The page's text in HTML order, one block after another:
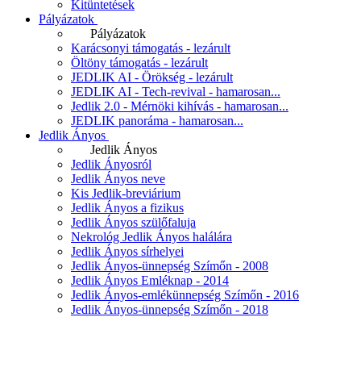
Kitüntetések
Pályázatok
Pályázatok
Karácsonyi támogatás - lezárult
Öltöny támogatás - lezárult
JEDLIK AI - Örökség - lezárult
JEDLIK AI - Tech-revival - hamarosan...
Jedlik 2.0 - Mérnöki kihívás - hamarosan...
JEDLIK panoráma - hamarosan...
Jedlik Ányos
Jedlik Ányos
Jedlik Ányosról
Jedlik Ányos neve
Kis Jedlik-breviárium
Jedlik Ányos a fizikus
Jedlik Ányos szülőfaluja
Nekrológ Jedlik Ányos halálára
Jedlik Ányos sírhelyei
Jedlik Ányos-ünnepség Szímőn - 2008
Jedlik Ányos Emléknap - 2014
Jedlik Ányos-emlékünnepség Szímőn - 2016
Jedlik Ányos-ünnepség Szímőn - 2018